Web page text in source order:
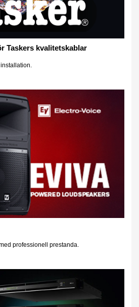
Taskers kvalitetskablar
professionell prestanda.